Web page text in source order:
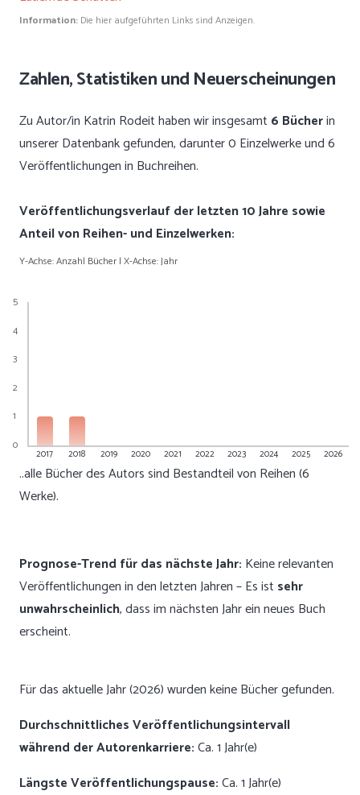
Information: Die hier aufgeführten Links sind Anzeigen.
Zahlen, Statistiken und Neuerscheinungen
Zu Autor/in Katrin Rodeit haben wir insgesamt 6 Bücherin
unserer Datenbank gefunden, darunter 0 Einzelwerke und 6
Veröffentlichungen in Buchreihen.
Veröffentlichungsverlauf der letzten 10 Jahre sowie
Anteil von Reihen- und Einzelwerken:
Y-Achse: Anzahl Bücher | X-Achse: Jahr
0
1
2
3
4
5
2017 2018 2019 2020 2021 2022 2023 2024 2025 2026
..alle Bücher des Autors sind Bestandteil von Reihen (6
Werke).
Prognose-Trend für das nächste Jahr: Keine relevanten
Veröffentlichungen in den letzten Jahren – Es ist sehr
unwahrscheinlich, dass im nächsten Jahr ein neues Buch
erscheint.
Für das aktuelle Jahr (2026) wurden keine Bücher gefunden.
Durchschnittliches Veröffentlichungsintervall
während der Autorenkarriere:Ca. 1 Jahr(e)
Längste Veröffentlichungspause:Ca. 1 Jahr(e)